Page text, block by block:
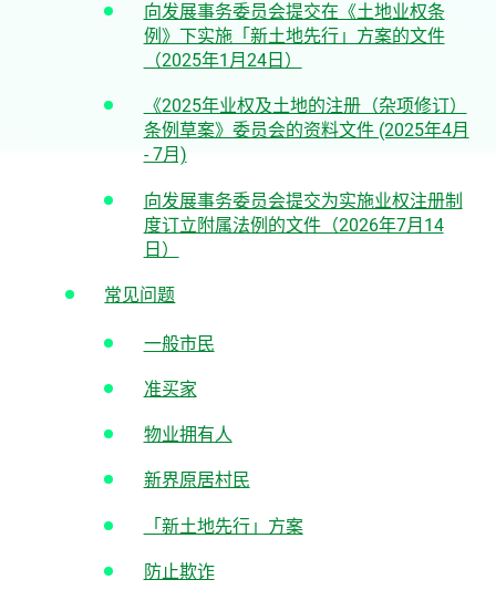
向发展事务委员会提交在《土地业权条
例》下实施「新土地先行」方案的文件
（2025年1月24日）
《2025年业权及土地的注册（杂项修订）
条例草案》委员会的资料文件 (2025年4月
- 7月)
向发展事务委员会提交为实施业权注册制
度订立附属法例的文件（2026年7月14
日）
常见问题
一般市民
准买家
物业拥有人
新界原居村民
「新土地先行」方案
防止欺诈